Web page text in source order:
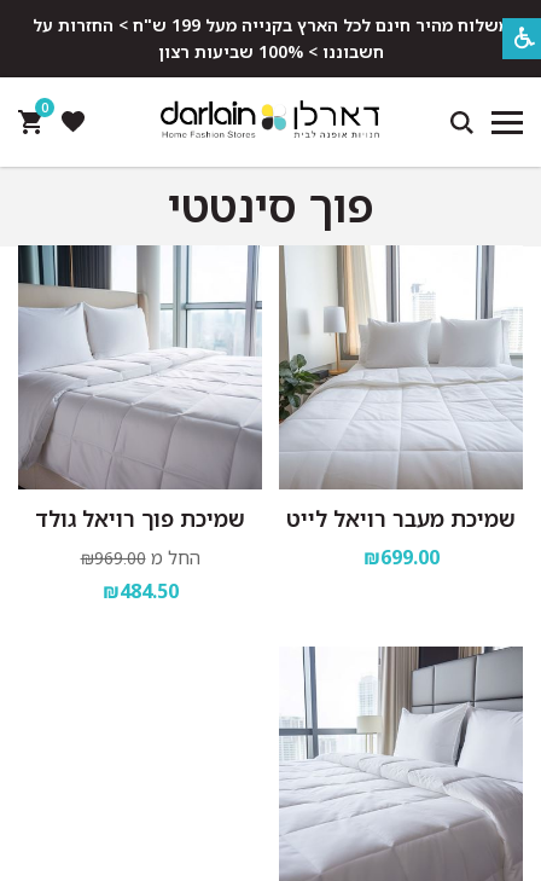
משלוח מהיר חינם לכל הארץ בקנייה מעל 199 ש"ח > החזרות על
חשבוננו > 100% שביעות רצון
0
פוך סינטטי
שמיכת מעבר רויאל לייט
₪699.00
שמיכת פוך רויאל גולד
החל מ ₪969.00
₪484.50